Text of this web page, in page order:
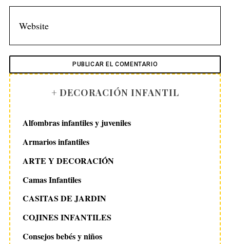
+ DECORACIÓN INFANTIL
Alfombras infantiles y juveniles
Armarios infantiles
ARTE Y DECORACIÓN
Camas Infantiles
CASITAS DE JARDIN
COJINES INFANTILES
Consejos bebés y niños